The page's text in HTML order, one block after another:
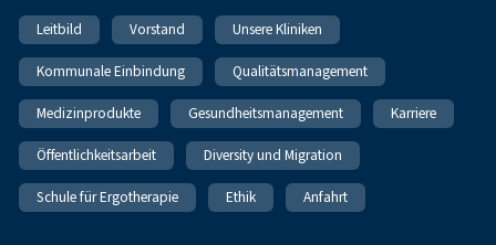
Leitbild Vorstand Unsere Kliniken
Kommunale Einbindung Qualitätsmanagement
Medizinprodukte Gesundheitsmanagement Karriere
Öffentlichkeitsarbeit Diversity und Migration
Schule für Ergotherapie Ethik Anfahrt